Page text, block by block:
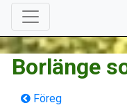
Borlänge
Föreg